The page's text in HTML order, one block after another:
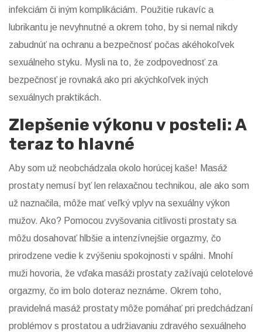
infekciám či iným komplikáciám. Použitie rukavíc a
lubrikantu je nevyhnutné a okrem toho, by si nemal nikdy
zabudnúť na ochranu a bezpečnosť počas akéhokoľvek
sexuálneho styku. Mysli na to, že zodpovednosť za
bezpečnosť je rovnaká ako pri akýchkoľvek iných
sexuálnych praktikách.
Zlepšenie výkonu v posteli: A
teraz to hlavné
Aby som už neobchádzala okolo horúcej kaše! Masáž
prostaty nemusí byť len relaxačnou technikou, ale ako som
už naznačila, môže mať veľký vplyv na sexuálny výkon
mužov. Ako? Pomocou zvyšovania citlivosti prostaty sa
môžu dosahovať hlbšie a intenzívnejšie orgazmy, čo
prirodzene vedie k zvýšeniu spokojnosti v spálni. Mnohí
muži hovoria, že vďaka masáži prostaty zažívajú celotelové
orgazmy, čo im bolo doteraz neznáme. Okrem toho,
pravidelná masáž prostaty môže pomáhať pri predchádzaní
problémov s prostatou a udržiavaniu zdravého sexuálneho